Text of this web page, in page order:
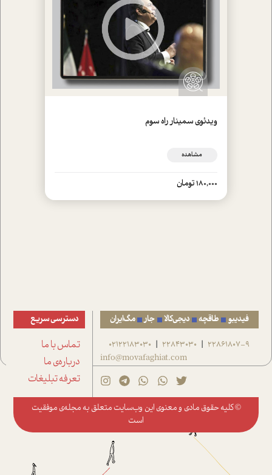
ويدئوي سمينار راه سوم
مشاهده
180,000 تومان
فیدیبو طاقچه دیجی‌کالا جار مگ‌ایران
22861807-9
|
22843030
|
02122183030
info@movafaghiat.com
دسترسی سریع
تماس با ما
درباره‌ی ما
تعرفه تبلیغات
© کلیه حقوق مادی و معنوی این وب‌سایت متعلق به مجله‌ی موفقیت
است